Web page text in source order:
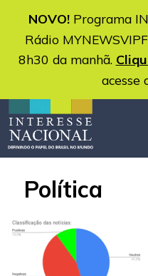
NOVO!Programa
Rádio
8h30 da manhã.
acesse
Política